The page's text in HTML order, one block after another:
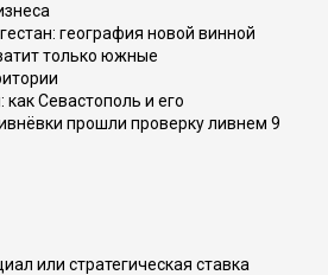
география новой винной
только южные
Севастополь и его
прошли проверку ливнем 9
или стратегическая ставка